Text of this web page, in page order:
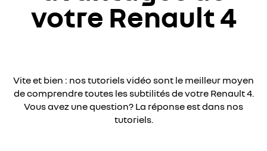
votre Renault 4
Vite et bien : nos tutoriels vidéo sont le meilleur moyen
de comprendre toutes les subtilités de votre Renault 4.
Vous avez une question? La réponse est dans nos
tutoriels.